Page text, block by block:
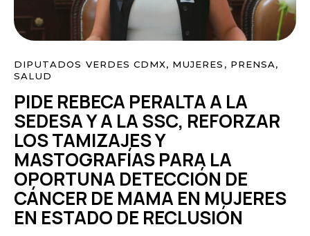
DIPUTADOS VERDES CDMX, MUJERES , PRENSA,
SALUD
PIDE REBECA PERALTA A LA
SEDESA Y A LA SSC, REFORZAR
LOS TAMIZAJES Y
MASTOGRAFÍAS PARA LA
OPORTUNA DETECCIÓN DE
CÁNCER DE MAMA EN MUJERES
EN ESTADO DE RECLUSIÓN